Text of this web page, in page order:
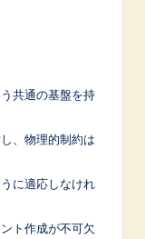
共通の基盤を持
、物理的制約は
に適応しなけれ
ト作成が不可欠